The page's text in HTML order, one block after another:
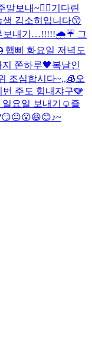
말보내~❤️‍🔥기다린
김소히입니다😙
보내기…!!!!!🌧️☔️ 그
햅삐 화요일 저녁도
쫀하루🖤복날인
조심합시다~,,🧊오
번 주도 힘내쟈구🩶
일요일 보내기☺️ 즐
😏😐😮😆😊♪~